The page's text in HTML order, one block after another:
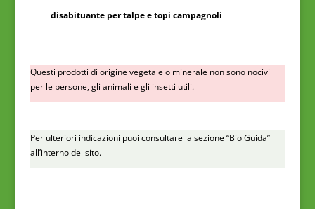
disabituante per talpe e topi campagnoli
Questi prodotti di origine vegetale o minerale non sono nocivi
per le persone, gli animali e gli insetti utili.
Per ulteriori indicazioni puoi consultare la sezione “Bio Guida”
all’interno del sito.